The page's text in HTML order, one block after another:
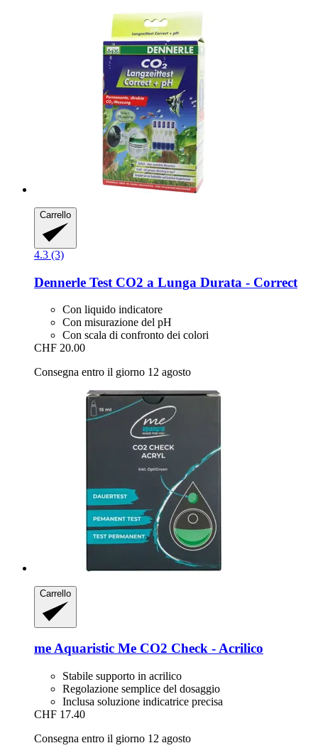
Carrello
4.3 (3)
Dennerle Test CO2 a Lunga Durata -​ Correct
Con liquido indicatore
Con misurazione del pH
Con scala di confronto dei colori
CHF 20.00
Consegna entro il giorno 12 agosto
Carrello
me Aquaristic Me CO2 Check -​ Acrilico
Stabile supporto in acrilico
Regolazione semplice del dosaggio
Inclusa soluzione indicatrice precisa
CHF 17.40
Consegna entro il giorno 12 agosto